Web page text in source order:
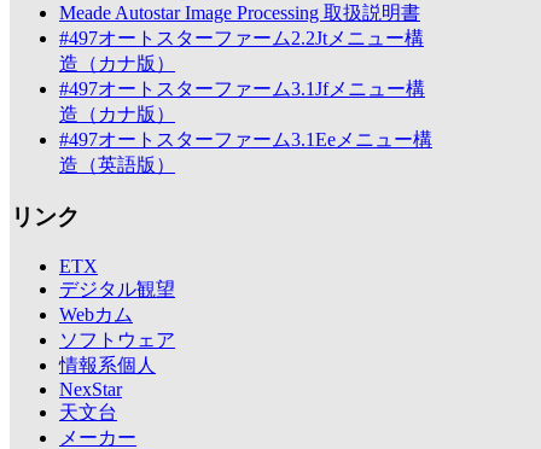
Meade Autostar Image Processing 取扱説明書
#497オートスターファーム2.2Jtメニュー構
造（カナ版）
#497オートスターファーム3.1Jfメニュー構
造（カナ版）
#497オートスターファーム3.1Eeメニュー構
造（英語版）
リンク
ETX
デジタル観望
Webカム
ソフトウェア
情報系個人
NexStar
天文台
メーカー